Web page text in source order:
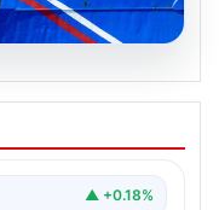
gemi
verici olaylar
▲ +0.18%